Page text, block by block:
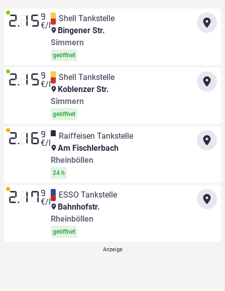
2.15 9
€/l
Shell Tankstelle
Bingener Str.
Simmern
geöffnet
2.15 9
€/l
Shell Tankstelle
Koblenzer Str.
Simmern
geöffnet
2.16 9
€/l
Raiffeisen Tankstelle
Am Fischlerbach
Rheinböllen
24 h
2.17 9
€/l
ESSO Tankstelle
Bahnhofstr.
Rheinböllen
geöffnet